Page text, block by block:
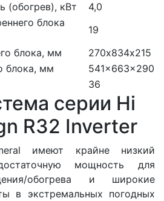
(обогрев), кВт
4,0
блока
19
блока, мм
270х834х215
блока, мм
541x663x290
36
серии Hi
R32 Inverter
имеют крайне низкий
мощность для
обогрева и широкие
в экстремальных погодных